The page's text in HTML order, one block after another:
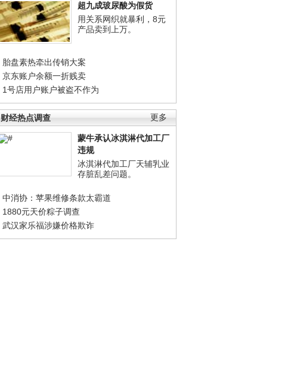
超九成玻尿酸为假货
用关系网织就暴利，8元
产品卖到上万。
胎盘素热牵出传销大案
京东账户余额一折贱卖
1号店用户账户被盗不作为
更多
财经热点调查
蒙牛承认冰淇淋代加工厂
违规
冰淇淋代加工厂天辅乳业
存脏乱差问题。
中消协：苹果维修条款太霸道
1880元天价粽子调查
武汉家乐福涉嫌价格欺诈